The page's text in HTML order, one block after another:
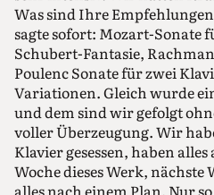
Was sind Ihre
sagte sofort: Mozart-Sonate
Schubert-Fantasie,
Poulenc Sonate für zwei
Variationen. Gleich wurde
und dem sind wir gefolgt
voller Überzeugung. Wir
Klavier gesessen, haben
Woche dieses Werk, nächste
alles nach einem Plan. Nur